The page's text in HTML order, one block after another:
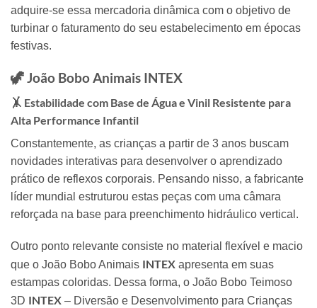
adquire-se essa mercadoria dinâmica com o objetivo de
turbinar o faturamento do seu estabelecimento em épocas
festivas.
🦖 João Bobo Animais INTEX
🤸 Estabilidade com Base de Água e Vinil Resistente para
Alta Performance Infantil
Constantemente, as crianças a partir de 3 anos buscam
novidades interativas para desenvolver o aprendizado
prático de reflexos corporais. Pensando nisso, a fabricante
líder mundial estruturou estas peças com uma câmara
reforçada na base para preenchimento hidráulico vertical.
Outro ponto relevante consiste no material flexível e macio
que o João Bobo Animais INTEX apresenta em suas
estampas coloridas. Dessa forma, o João Bobo Teimoso
3D INTEX – Diversão e Desenvolvimento para Crianças